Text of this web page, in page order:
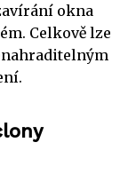
okna
Celkově lze